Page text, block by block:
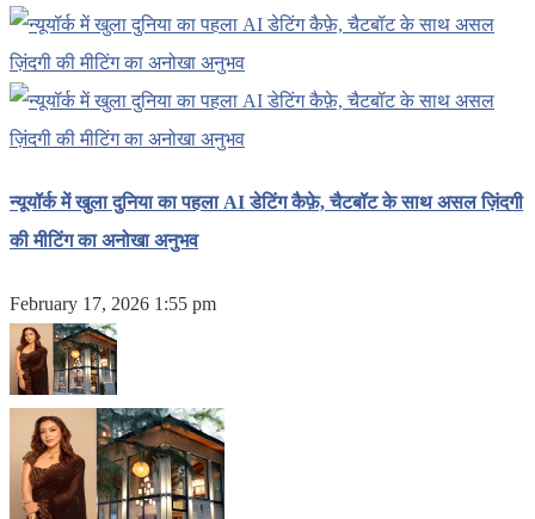
न्यूयॉर्क में खुला दुनिया का पहला AI डेटिंग कैफ़े, चैटबॉट के साथ असल ज़िंदगी
की मीटिंग का अनोखा अनुभव
February 17, 2026 1:55 pm